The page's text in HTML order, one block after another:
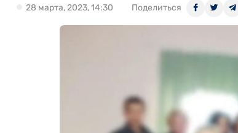
28 марта, 2023, 14:30 Поделиться